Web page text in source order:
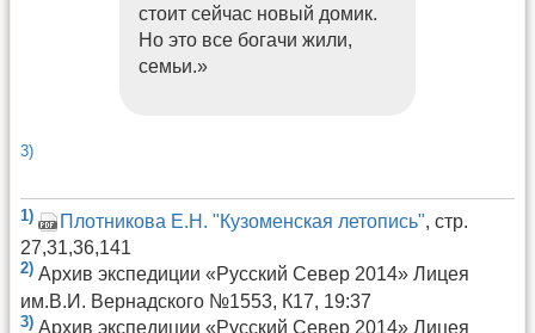
стоит сейчас новый домик.
Но это все богачи жили,
семьи.»
3)
1) Плотникова Е.Н. "Кузоменская летопись", стр.
27,31,36,141
2) Архив экспедиции «Русский Север 2014» Лицея
им.В.И. Вернадского №1553, К17, 19:37
3) Архив экспедиции «Русский Север 2014» Лицея